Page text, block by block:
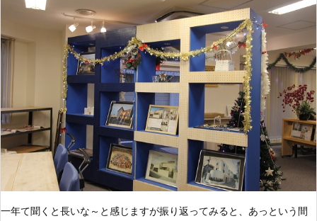
一年て聞くと長いな～と感じますが振り返ってみると、あっという間